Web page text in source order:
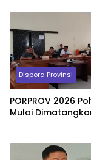
Dispora Provinsi
PORPROV 2026
Mulai